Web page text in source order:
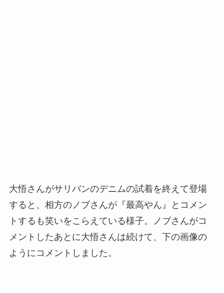
大悟さんがサリバンのデニムの試着を終えて登場
すると、相方のノブさんが『最高やん』とコメン
トするも笑いをこらえている様子。ノブさんがコ
メントしたあとに大悟さんは続けて、下の画像の
ようにコメントしました。